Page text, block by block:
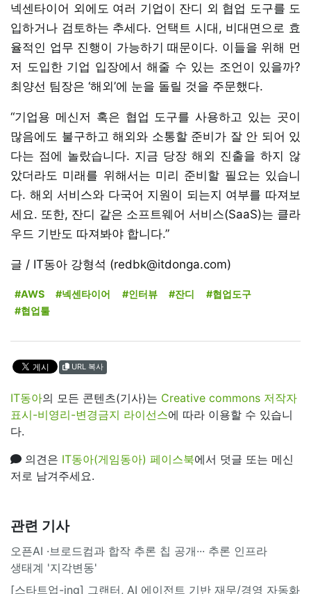
넥센타이어 외에도 여러 기업이 잔디 외 협업 도구를 도
입하거나 검토하는 추세다. 언택트 시대, 비대면으로 효
율적인 업무 진행이 가능하기 때문이다. 이들을 위해 먼
저 도입한 기업 입장에서 해줄 수 있는 조언이 있을까?
최양선 팀장은 ‘해외’에 눈을 돌릴 것을 주문했다.
“기업용 메신저 혹은 협업 도구를 사용하고 있는 곳이
많음에도 불구하고 해외와 소통할 준비가 잘 안 되어 있
다는 점에 놀랐습니다. 지금 당장 해외 진출을 하지 않
았더라도 미래를 위해서는 미리 준비할 필요는 있습니
다. 해외 서비스와 다국어 지원이 되는지 여부를 따져보
세요. 또한, 잔디 같은 소프트웨어 서비스(SaaS)는 클라
우드 기반도 따져봐야 합니다.”
글 / IT동아 강형석 (redbk@itdonga.com)
#AWS #넥센타이어 #인터뷰 #잔디
#협업도구
#협업툴
URL 복사
IT동아의 모든 콘텐츠(기사)는 Creative commons 저작자
표시-비영리-변경금지 라이선스에 따라 이용할 수 있습니
다.
의견은 IT동아(게임동아) 페이스북에서 덧글 또는 메신
저로 남겨주세요.
관련 기사
오픈AI ·브로드컴과 합작 추론 칩 공개··· 추론 인프라
생태계 '지각변동'
[스타트업-ing] 그랜터, AI 에이전트 기반 재무/경영 자동화